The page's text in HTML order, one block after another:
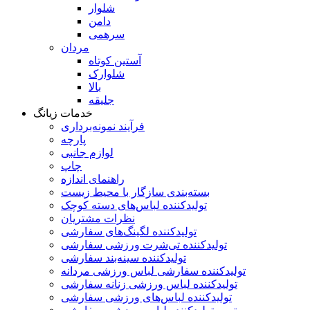
شلوار
دامن
سرهمی
مردان
آستین کوتاه
شلوارک
بالا
جلیقه
خدمات زیانگ
فرآیند نمونه‌برداری
پارچه
لوازم جانبی
چاپ
راهنمای اندازه
بسته‌بندی سازگار با محیط زیست
تولیدکننده لباس‌های دسته کوچک
نظرات مشتریان
تولیدکننده لگینگ‌های سفارشی
تولیدکننده تی‌شرت ورزشی سفارشی
تولیدکننده سینه‌بند سفارشی
تولیدکننده سفارشی لباس ورزشی مردانه
تولیدکننده لباس ورزشی زنانه سفارشی
تولیدکننده لباس‌های ورزشی سفارشی